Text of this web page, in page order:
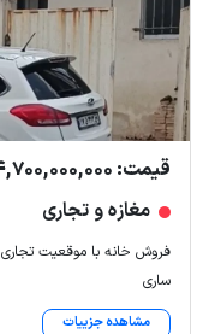
قیمت: 14,700,000,000 تومان
مغازه و تجاری
فروش خانه با موقعیت تجاری
ساری
مشاهده جزییات